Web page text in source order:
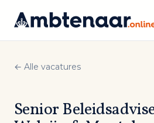
inhoud
← Alle vacatures
Senior